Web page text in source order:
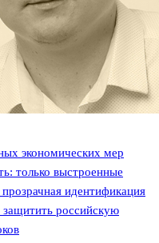
экономических мер
только выстроенные
идентификация
российскую